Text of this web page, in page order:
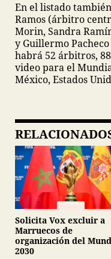
En el listado
Ramos (árbitro
Morin, Sandra
y Guillermo
habrá 52 árbitros,
video para el
México, Estados
Solicita Vox excluir a
Marruecos de
organización del
2030